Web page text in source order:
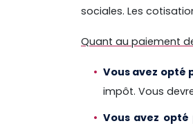
sociales. Les
Quant au paiement
Vous avez opté
impôt. Vous
Vous avez